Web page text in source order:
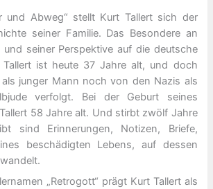
und Abweg“ stellt Kurt Tallert sich der
seiner Familie. Das Besondere an
und seiner Perspektive auf die deutsche
Tallert ist heute 37 Jahre alt, und doch
junger Mann noch von den Nazis als
verfolgt. Bei der Geburt seines
58 Jahre alt. Und stirbt zwölf Jahre
sind Erinnerungen, Notizen, Briefe,
beschädigten Lebens, auf dessen
„Retrogott“ prägt Kurt Tallert als